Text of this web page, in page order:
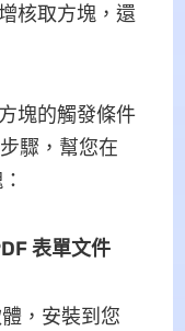
核取方塊，還
塊的觸發條件
驟，幫您在
表單文件
，安裝到您